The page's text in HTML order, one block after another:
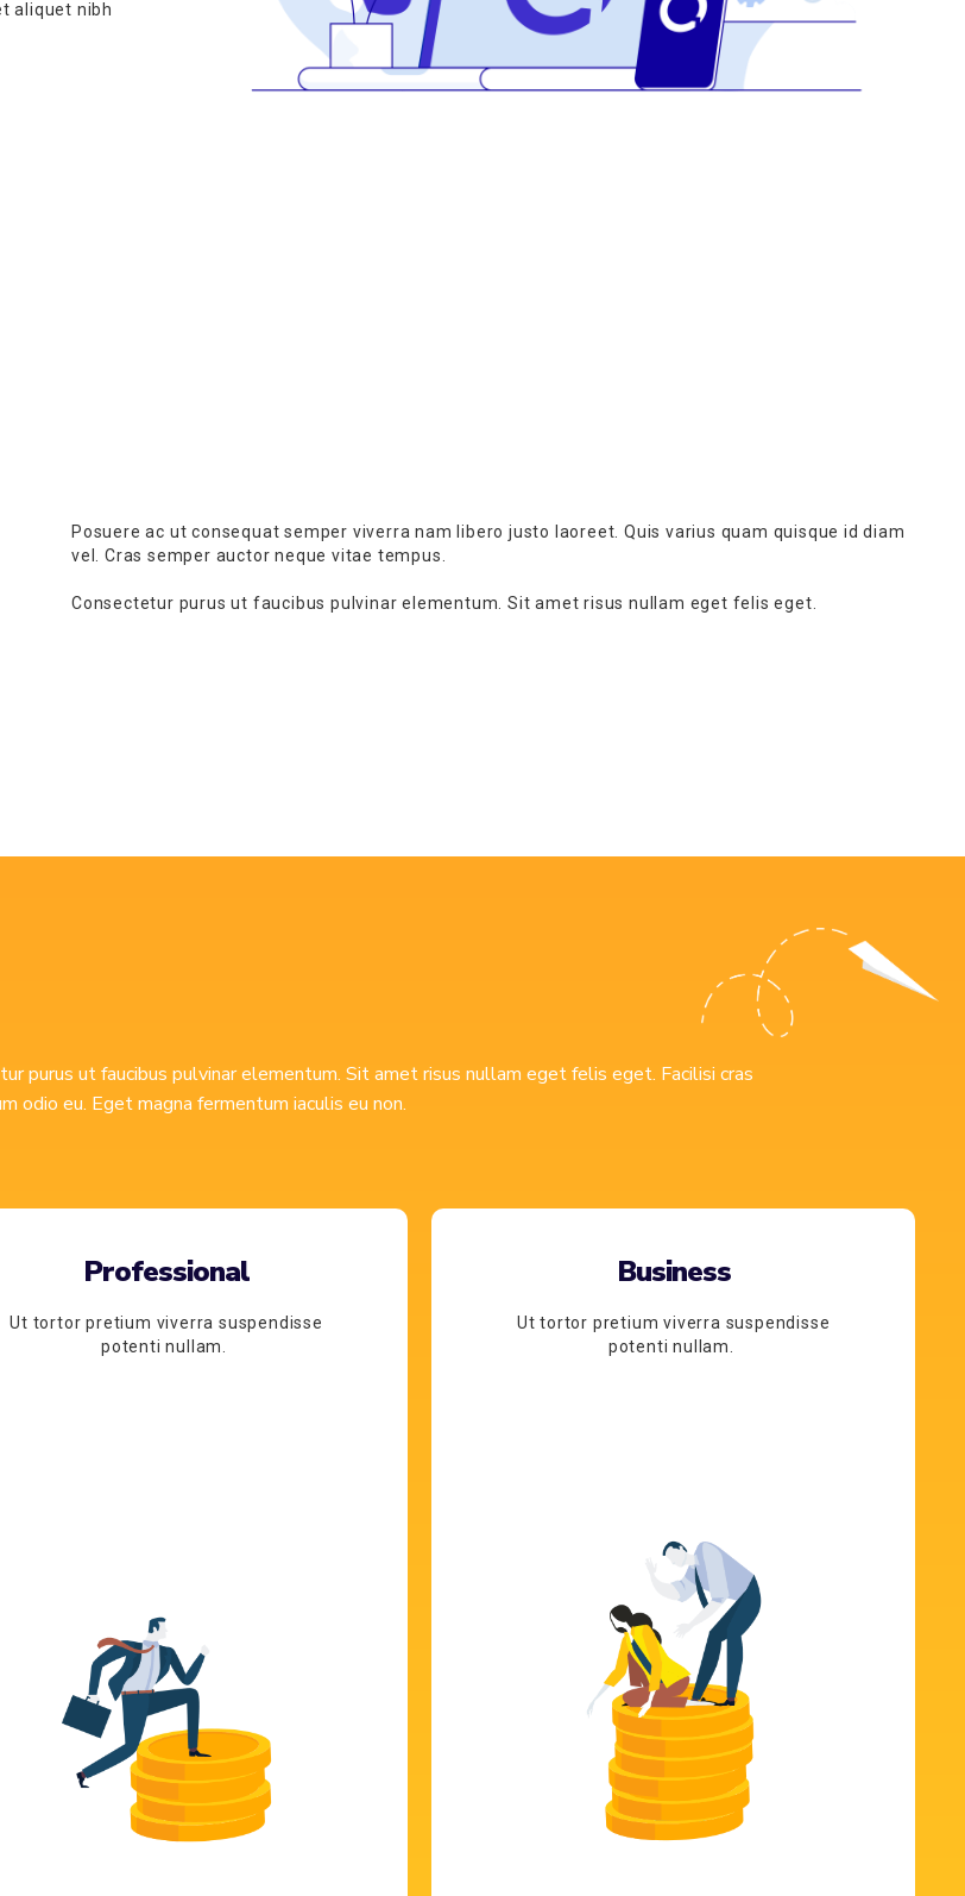
aliquet nibh
Posuere ac ut consequat semper viverra nam libero justo laoreet. Quis varius quam quisque id diam
vel. Cras semper auctor neque vitae tempus.
Consectetur purus ut faucibus pulvinar elementum. Sit amet risus nullam eget felis eget.
purus ut faucibus pulvinar elementum. Sit amet risus nullam eget felis eget. Facilisi cras
odio eu. Eget magna fermentum iaculis eu non.
Professional
Ut tortor pretium viverra suspendisse
potenti nullam.
Business
Ut tortor pretium viverra suspendisse
potenti nullam.